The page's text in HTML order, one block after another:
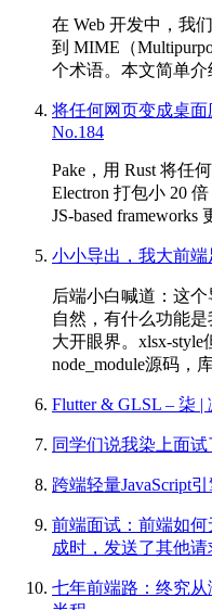
在 Web 开发中，我
到 MIME（
个术语。本文简单
将任何网页变成桌
No.184
Pake，用 Rust 将任
Electron 打包小 20
JS-based
小小导出，我大前端
后端小白喊道：这
自然，有什么功能
大开眼界。xlsx-
node_module源码，
Flutter & GLSL – 柒 |
同学们说我染上面试
跨端轻量JavaScript
前端面试：前端如何
成时，发送了其他
七年前端路：终究